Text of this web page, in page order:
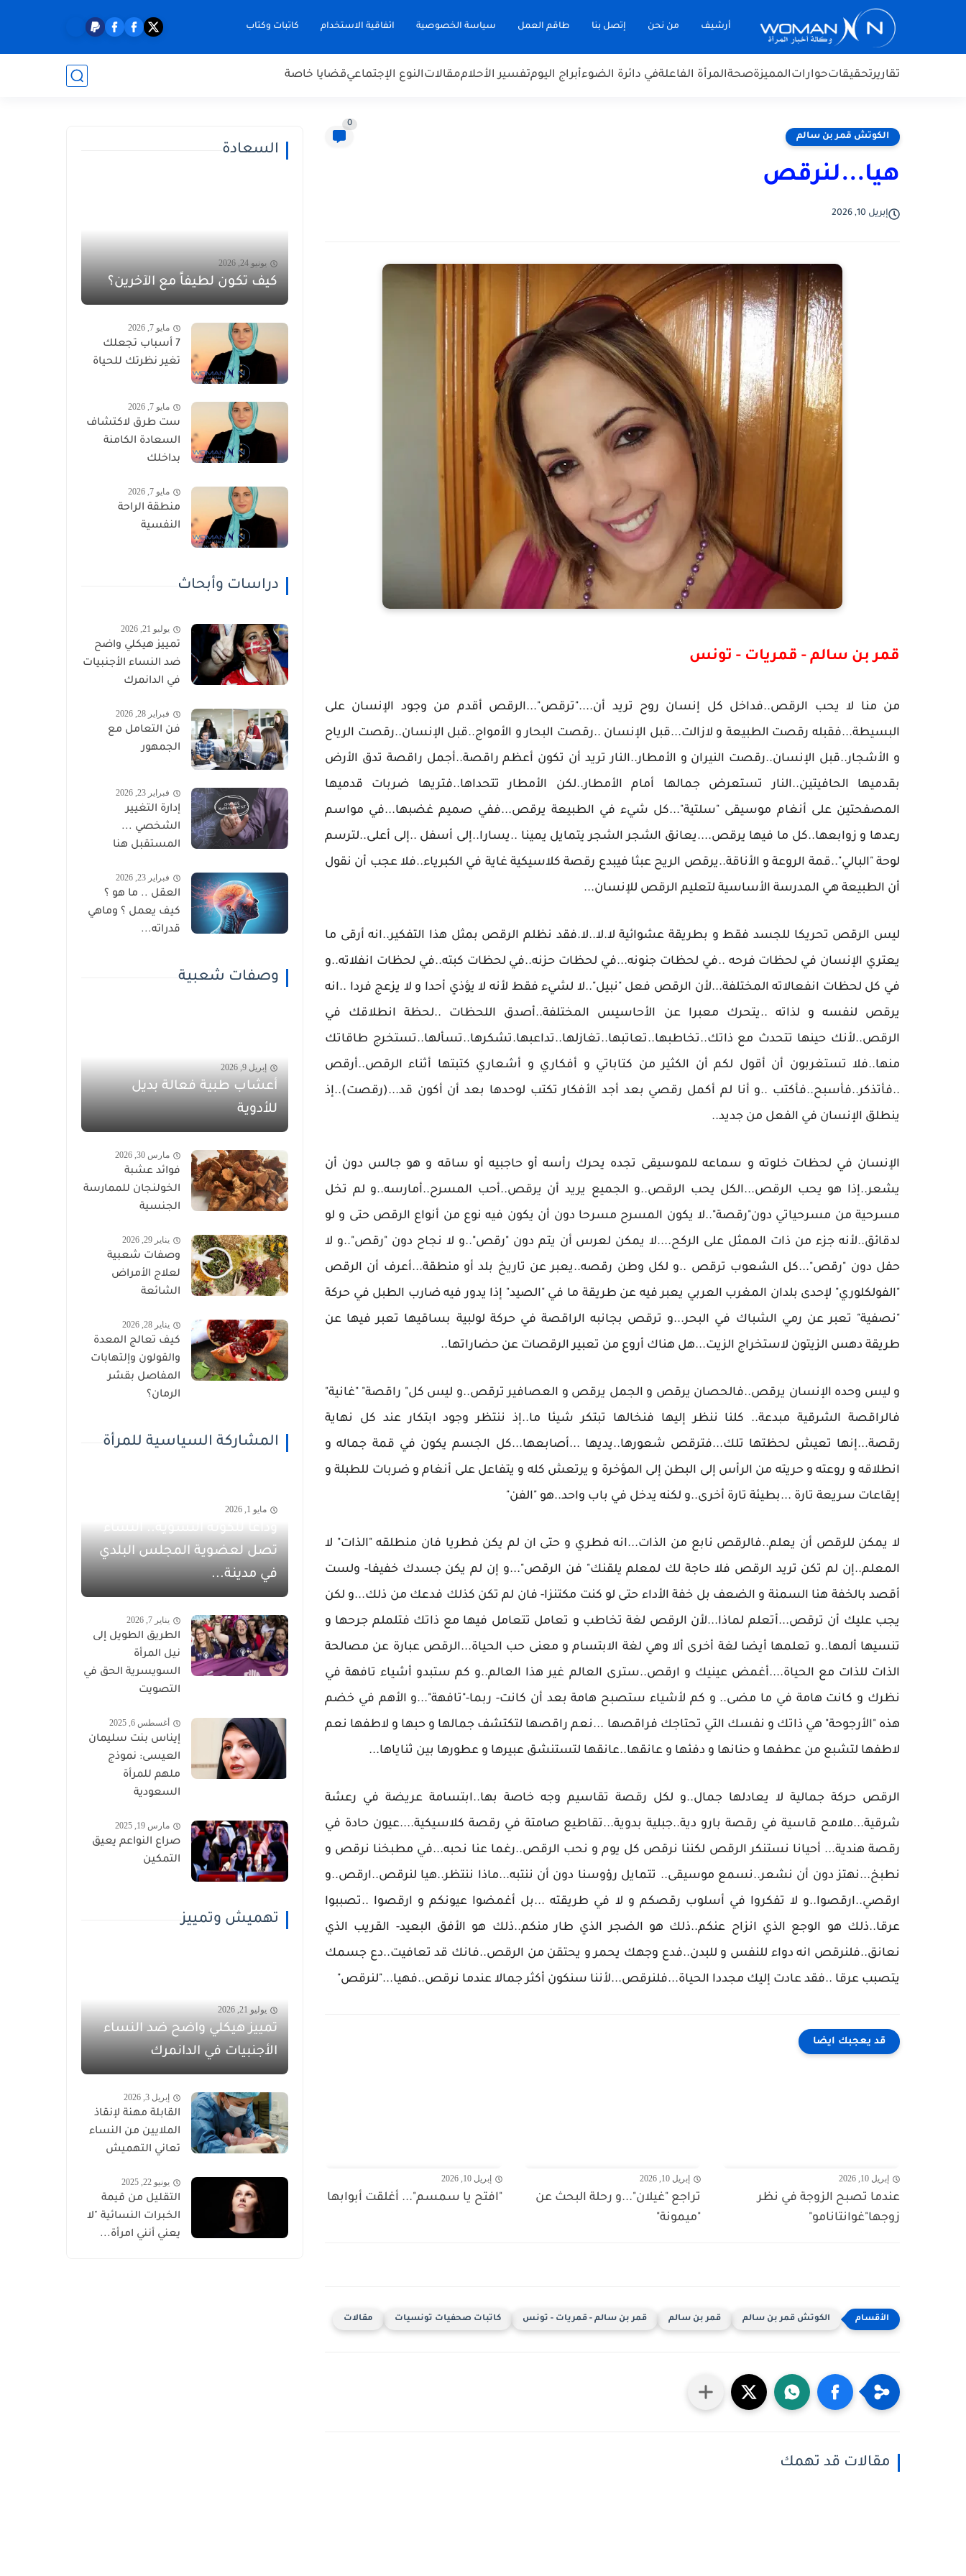
أرشيف من نحن إتصل بنا طاقم العمل سياسة الخصوصية اتفاقية الاستخدام كاتبات وكتاب
تقاريرتحقيقاتحواراتالمميزةصحةالمرأة الفاعلةفي دائرة الضوءأبراج اليومتفسير الأحلاممقالاتالنوع الإجتماعيقضايا خاصة
الكوتش قمر بن سالم
0
هيا...لنرقص
إبريل 10, 2026
قمر بن سالم - قمريات - تونس
من منا لا يحب الرقص..فداخل كل إنسان روح تريد أن...."ترقص"...الرقص أقدم من وجود الإنسان على
البسيطة...فقبله رقصت الطبيعة و لازالت...قبل الإنسان ..رقصت البحار و الأمواج..قبل الإنسان..رقصت الرياح
و الأشجار..قبل الإنسان..رقصت النيران و الأمطار..النار تريد أن تكون أعظم راقصة..أجمل راقصة تدق الأرض
بقدميها الحافيتين..النار تستعرض جمالها أمام الأمطار..لكن الأمطار تتحداها..فتريها ضربات قدميها
المصفحتين على أنغام موسيقى "سلتية"...كل شيء في الطبيعة يرقص...ففي صميم غضبها...في مواسم
رعدها و زوابعها..كل ما فيها يرقص....يعانق الشجر الشجر يتمايل يمينا ..يسارا..إلى أسفل ..إلى أعلى..لترسم
لوحة "البالي"..قمة الروعة و الأناقة..يرقص الريح عبثا فيبدع رقصة كلاسيكية غاية في الكبرياء..فلا عجب أن نقول
أن الطبيعة هي المدرسة الأساسية لتعليم الرقص للإنسان...
ليس الرقص تحريكا للجسد فقط و بطريقة عشوائية لا.لا..لا.فقد نظلم الرقص بمثل هذا التفكير..انه أرقى ما
يعتري الإنسان في لحظات فرحه ..في لحظات جنونه...في لحظات حزنه..في لحظات كبته..في لحظات انفلاته..و
في كل لحظات انفعالاته المختلفة...لأن الرقص فعل "نبيل"..لا لشيء فقط لأنه لا يؤذي أحدا و لا يزعج فردا ..انه
يرقص لنفسه و لذاته ..يتحرك معبرا عن الأحاسيس المختلفة..أصدق اللحظات ..لحظة انطلاقك في
الرقص..لأنك حينها تتحدث مع ذاتك..تخاطبها..تعاتبها..تغازلها..تداعبها.تشكرها..تسألها..تستخرج طاقاتك
منها..فلا تستغربون أن أقول لكم أن الكثير من كتاباتي و أفكاري و أشعاري كتبتها أثناء الرقص..أرقص
..فأتذكر..فأسبح..فأكتب ..و أنا لم أكمل رقصي بعد أجد الأفكار تكتب لوحدها بعد أن أكون قد...(رقصت)..إذ
ينطلق الإنسان في الفعل من جديد..
الإنسان في لحظات خلوته و سماعه للموسيقى تجده يحرك رأسه أو حاجبيه أو ساقه و هو جالس دون أن
يشعر..إذا هو يحب الرقص...الكل يحب الرقص..و الجميع يريد أن يرقص..أحب المسرح..أمارسه..و لم تخل
مسرحية من مسرحياتي دون"رقصة"..لا يكون المسرح مسرحا دون أن يكون فيه نوع من أنواع الرقص حتى و لو
لدقائق..لأنه جزء من ذات الممثل على الركح....لا يمكن لعرس أن يتم دون "رقص"..و لا نجاح دون "رقص"..و لا
حفل دون "رقص"...كل الشعوب ترقص ..و لكل وطن رقصه..يعبر عن تاريخ بلد أو منطقة...أعرف أن الرقص
"الفولكلوري" لإحدى بلدان المغرب العربي يعبر فيه عن طريقة ما في "الصيد" إذا يدور فيه ضارب الطبل في حركة
"نصفية" تعبر عن رمي الشباك في البحر...و ترقص بجانبه الراقصة في حركة لولبية بساقيها تعبر فيها عن
طريقة دهس الزيتون لاستخراج الزيت...هل هناك أروع من تعبير الرقصات عن حضاراتها..
و ليس وحده الإنسان يرقص..فالحصان يرقص و الجمل يرقص و العصافير ترقص..و ليس كل" راقصة" "غانية"
فالراقصة الشرقية مبدعة.. كلنا ننظر إليها فنخالها تبتكر شيئا ما..إذ ننتظر وجود ابتكار عند كل نهاية
رقصة...إنها تعيش لحظتها تلك...فترقص شعورها..يديها ...أصابعها...كل الجسم يكون في قمة جماله و
انطلاقه و روعته و حريته من الرأس إلى البطن إلى المؤخرة و يرتعش كله و يتفاعل على أنغام و ضربات للطبلة و
إيقاعات سريعة تارة ...بطيئة تارة أخرى..و لكنه يدخل في باب واحد..هو "الفن"
لا يمكن للرقص أن يعلم..فالرقص نابع من الذات...انه فطري و حتى ان لم يكن فطريا فان منطلقه "الذات" لا
المعلم..إن لم تكن تريد الرقص فلا حاجة لك لمعلم يلقنك" فن الرقص"...و إن لم يكن جسدك خفيفا- ولست
أقصد بالخفة هنا السمنة و الضعف بل خفة الأداء حتى لو كنت مكتنزا- فان لم تكن كذلك فدعك من ذلك...و لكن
يجب عليك أن ترقص...أتعلم لماذا...لأن الرقص لغة تخاطب و تعامل تتعامل فيها مع ذاتك فتلملم جرحها و
تنسيها ألمها..و تعلمها أيضا لغة أخرى ألا وهي لغة الابتسام و معنى حب الحياة...الرقص عبارة عن مصالحة
الذات للذات مع الحياة....أغمض عينيك و ارقص..سترى العالم غير هذا العالم..و كم ستبدو أشياء تافهة في
نظرك و كانت هامة في ما مضى.. و كم لأشياء ستصبح هامة بعد أن كانت- ربما-"تافهة"...و الأهم في خضم
هذه "الأرجوحة" هي ذاتك و نفسك التي تحتاجك فراقصها ...نعم راقصها لتكتشف جمالها و حبها و لاطفها نعم
لاطفها لتشبع من عطفها و حنانها و دفئها و عانقها..عانقها لتستنشق عبيرها و عطورها بين ثناياها...
الرقص حركة جمالية لا يعادلها جمال..و لكل رقصة تقاسيم وجه خاصة بها..ابتسامة عريضة في رعشة
شرقية...ملامح قاسية في رقصة بارو دية..جبلية بدوية...تقاطيع صامتة في رقصة كلاسيكية....عيون حادة في
رقصة هندية... أحيانا نستنكر الرقص لكننا نرقص كل يوم و نحب الرقص..رغما عنا نحبه...في مطبخنا نرقص و
نطبخ...نهتز دون أن نشعر..نسمع موسيقى.. تتمايل رؤوسنا دون أن ننتبه...ماذا ننتظر..هيا لنرقص..ارقص..و
ارقصي..ارقصوا..و لا تفكروا في أسلوب رقصكم و لا في طريقته ...بل أغمضوا عيونكم و ارقصوا ..تصببوا
عرقا..ذلك هو الوجع الذي انزاح عنكم..ذلك هو الضجر الذي طار منكم..ذلك هو الأفق البعيد- القريب الذي
نعانق..فلنرقص انه دواء للنفس و للبدن..فدع وجهك يحمر و يحتقن من الرقص..فانك قد تعافيت..دع جسمك
يتصبب عرقا ..فقد عادت إليك مجددا الحياة...فلنرقص...لأننا سنكون أكثر جمالا عندما نرقص..فهيا..."لنرقص"
قد يعجبك ايضا
إبريل 10, 2026
عندما تصبح الزوجة في نظر
زوجها"غوانتانامو"
إبريل 10, 2026
تراجع "غيلان"...و رحلة البحث عن
"ميمونة"
إبريل 10, 2026
"افتح يا سمسم"... أغلقت أبوابها
الكوتش قمر بن سالم قمر بن سالم قمر بن سالم - قمريات - تونس كاتبات صحفيات تونسيات مقالات
مقالات قد تهمك
السعادة
يونيو 24, 2026
كيف تكون لطيفاً مع الآخرين؟
مايو 7, 2026
7 أسباب تجعلك
تغير نظرتك للحياة
مايو 7, 2026
ست طرق لاكتشاف
السعادة الكامنة
بداخلك
مايو 7, 2026
منطقة الراحة
النفسية
دراسات وأبحاث
يوليو 21, 2026
تمييز هيكلي واضح
ضد النساء الأجنبيات
في الدانمرك
فبراير 28, 2026
فن التعامل مع
الجمهور
فبراير 23, 2026
إدارة التغيير
الشخصي ...
المستقبل هنا
فبراير 23, 2026
العقل .. ما هو ؟
كيف يعمل ؟ وماهي
قدراته...
وصفات شعبية
إبريل 9, 2026
أعشاب طبية فعالة بديل
للأدوية
مارس 30, 2026
فوائد عشبة
الخولنجان للممارسة
الجنسية
يناير 29, 2026
وصفات شعبية
لعلاج الأمراض
الشائعة
يناير 28, 2026
كيف تعالج المعدة
والقولون وإلتهابات
المفاصل بقشر
الرمان؟
المشاركة السياسية للمرأة
مايو 1, 2026
وداعاً للكوتة النسوية.. النساء
تصل لعضوية المجلس البلدي
في مدينة...
يناير 7, 2026
الطريق الطويل إلى
نيل المرأة
السويسرية الحق في
التصويت
أغسطس 6, 2025
إيناس بنت سليمان
العيسى: نموذج
ملهم للمرأة
السعودية
مارس 19, 2025
صراع النواعم يعيق
التمكين
تهميش وتمييز
يوليو 21, 2026
تمييز هيكلي واضح ضد النساء
الأجنبيات في الدانمرك
إبريل 3, 2026
القابلة مهنة لإنقاذ
الملايين من النساء
تعاني التهميش
يونيو 22, 2025
التقليل من قيمة
الخبرات النسائية "لا
يعني أنني امرأة...